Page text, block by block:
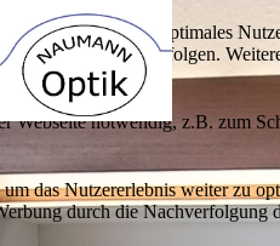
um Besuchern ein optimales
in einem Drittland erfolgen.
Webseite notwendig, z.B. zum
das Nutzererlebnis weiter zu
durch die Nachverfolgung